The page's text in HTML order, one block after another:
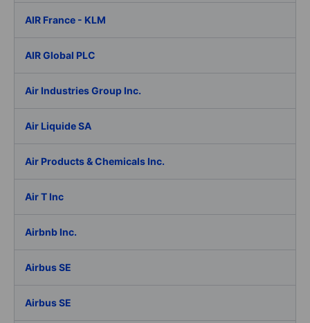
AIR France - KLM
AIR Global PLC
Air Industries Group Inc.
Air Liquide SA
Air Products & Chemicals Inc.
Air T Inc
Airbnb Inc.
Airbus SE
Airbus SE